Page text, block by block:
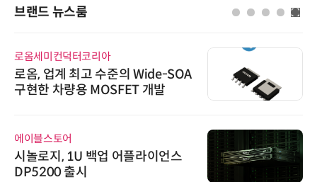
브랜드 뉴스룸
로옴세미컨덕터코리아
로옴, 업계 최고 수준의 Wide-SOA
구현한 차량용 MOSFET 개발
에이블스토어
시놀로지, 1U 백업 어플라이언스
DP5200 출시